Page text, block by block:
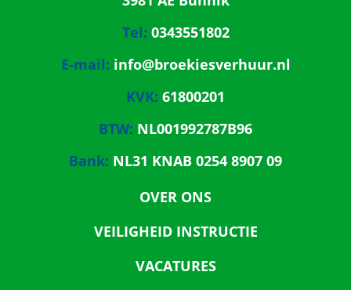
Tel: 0343551802
E-mail: info@broekiesverhuur.nl
KVK: 61800201
BTW: NL001992787B96
Bank: NL31 KNAB 0254 8907 09
OVER ONS
VEILIGHEID INSTRUCTIE
VACATURES